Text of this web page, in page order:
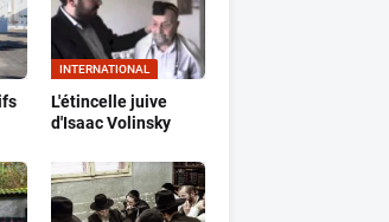
INTERNATIONAL
L'étincelle juive
d'Isaac Volinsky